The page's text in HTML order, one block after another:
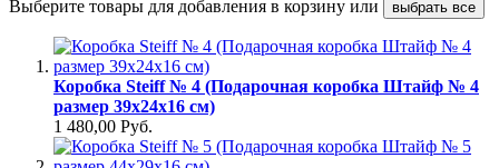
Выберите товары для добавления в корзину или выбрать все
Коробка Steiff № 4 (Подарочная коробка Штайф № 4
размер 39х24х16 см)
1 480,00 Руб.